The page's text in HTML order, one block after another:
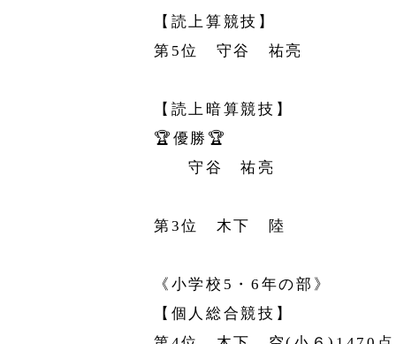
【読上算競技】
第5位 守谷 祐亮
【読上暗算競技】
🏆️優勝🏆️
守谷 祐亮
第3位 木下 陸
《小学校5・6年の部》
【個人総合競技】